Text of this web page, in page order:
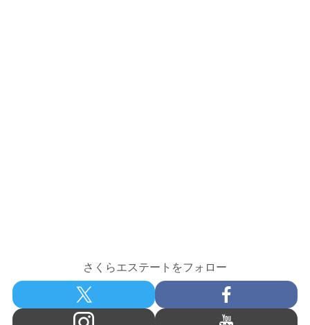
さくらエステートをフォロー